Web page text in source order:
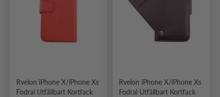
Rvelon iPhone X/iPhone Xs
Fodral Utfällbart Kortfack
Rvelon iPhone X/iPhone Xs
Fodral Utfällbart Kortfack